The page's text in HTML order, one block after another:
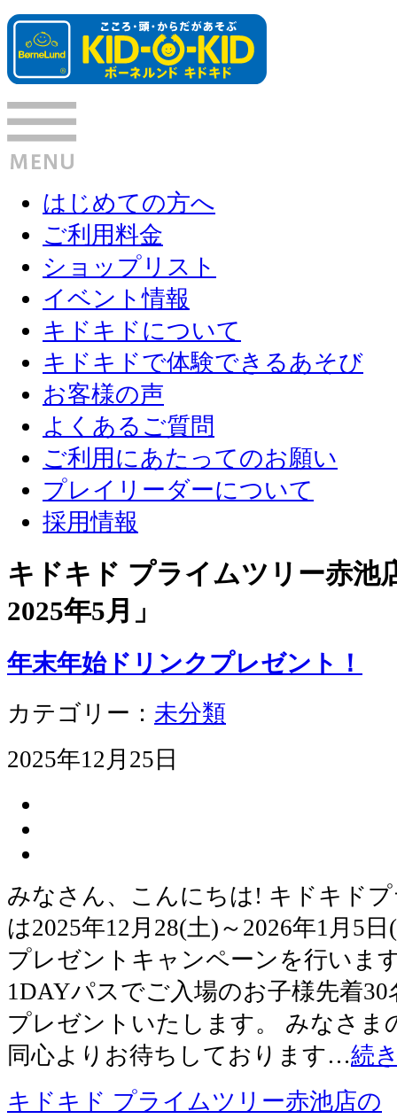
はじめての方へ
ご利用料金
ショップリスト
イベント情報
キドキドについて
キドキドで体験できるあそび
お客様の声
よくあるご質問
ご利用にあたってのお願い
プレイリーダーについて
採用情報
キドキド プライムツリー赤
2025年5月 」
年末年始ドリンクプレゼント！
カテゴリー： 未分類
2025年12月25日
みなさん、こんにちは! キドキド
は2025年12月28(土)～2026年1月5
プレゼントキャンペーンを行いま
1DAYパスでご入場のお子様先着
プレゼントいたします。 みなさま
同心よりお待ちしております…続
キドキド プライムツリー赤池店の